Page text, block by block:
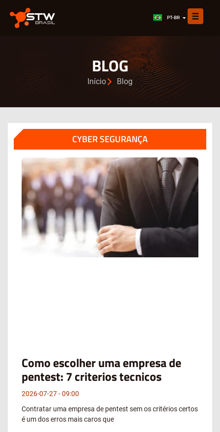
PT-BR
ES
BLOG
Início Blog
CYBER SEGURANÇA
Como escolher uma empresa de
pentest: 7 criterios tecnicos
2026-07-27
09:00
Contratar uma empresa de pentest sem os critérios certos
é um dos erros mais caros que